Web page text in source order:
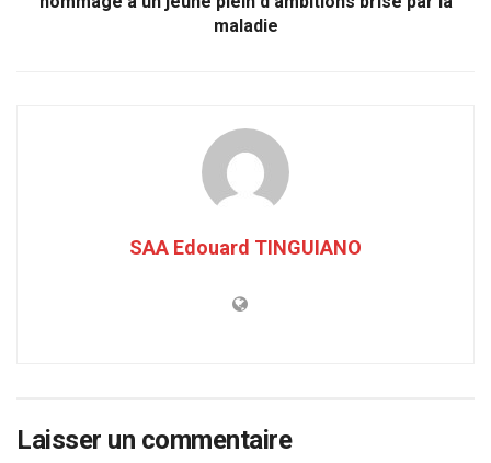
maladie
SAA Edouard TINGUIANO
Laisser un commentaire